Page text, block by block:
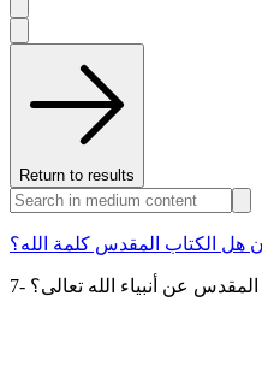
Return to results
هل الكتاب المقدس كلمة الله؟
المقدس عن أنبياء الله تعالى؟